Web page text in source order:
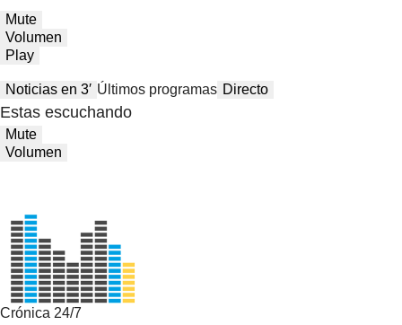
Mute
Volumen
Play
Noticias en 3′ Últimos programas Directo
Estas escuchando
Mute
Volumen
Crónica 24/7